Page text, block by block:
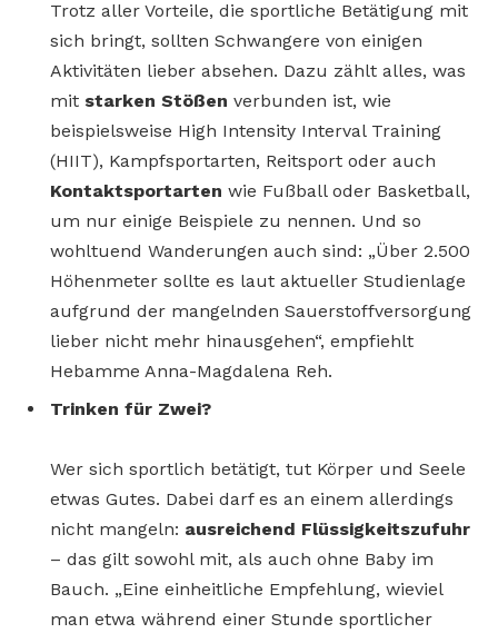
Trotz aller Vorteile, die sportliche Betätigung mit
sich bringt, sollten Schwangere von einigen
Aktivitäten lieber absehen. Dazu zählt alles, was
mit starken Stößen verbunden ist, wie
beispielsweise High Intensity Interval Training
(HIIT), Kampfsportarten, Reitsport oder auch
Kontaktsportarten wie Fußball oder Basketball,
um nur einige Beispiele zu nennen. Und so
wohltuend Wanderungen auch sind: „Über 2.500
Höhenmeter sollte es laut aktueller Studienlage
aufgrund der mangelnden Sauerstoffversorgung
lieber nicht mehr hinausgehen“, empfiehlt
Hebamme Anna-Magdalena Reh.
Trinken für Zwei?
Wer sich sportlich betätigt, tut Körper und Seele
etwas Gutes. Dabei darf es an einem allerdings
nicht mangeln: ausreichend Flüssigkeitszufuhr
– das gilt sowohl mit, als auch ohne Baby im
Bauch. „Eine einheitliche Empfehlung, wieviel
man etwa während einer Stunde sportlicher